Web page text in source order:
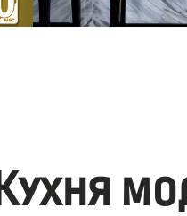
Кухня